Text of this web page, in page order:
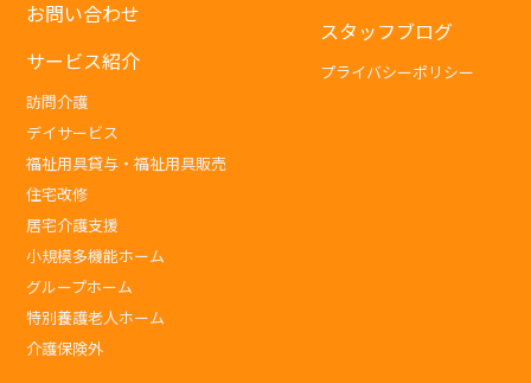
お問い合わせ
サービス紹介
訪問介護
デイサービス
福祉用具貸与・福祉用具販売
住宅改修
居宅介護支援
小規模多機能ホーム
グループホーム
特別養護老人ホーム
介護保険外
スタッフブログ
プライバシーポリシー